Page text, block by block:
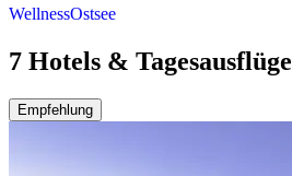
WellnessOstsee
7 Hotels & Tagesausflüge
Empfehlung